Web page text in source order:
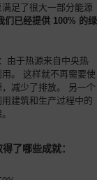
足了很大一部分能源
们已经提供 100% 的绿
由于热源来自中央热
。 这样就不再需要使
减少了排放。 另一个
建筑和生产过程中的
了哪些成就：